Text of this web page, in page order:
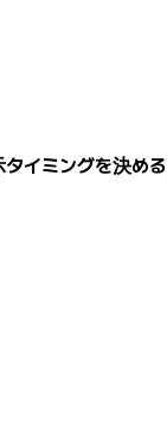
イミングを決める